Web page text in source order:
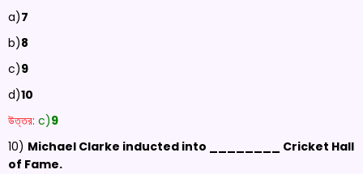
a)7
b)8
c)9
d)10
উত্তর: c)9
10) Michael Clarke inducted into ________ Cricket Hall
of Fame.